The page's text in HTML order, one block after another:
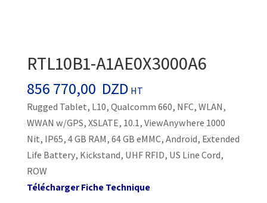
RTL10B1-A1AE0X3000A6
856 770,00 DZD HT
Rugged Tablet, L10, Qualcomm 660, NFC, WLAN,
WWAN w/GPS, XSLATE, 10.1, ViewAnywhere 1000
Nit, IP65, 4 GB RAM, 64 GB eMMC, Android, Extended
Life Battery, Kickstand, UHF RFID, US Line Cord,
ROW
Télécharger Fiche Technique